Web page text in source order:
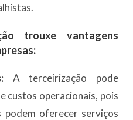
trouxe vantagens
A terceirização pode
custos operacionais, pois
podem oferecer serviços